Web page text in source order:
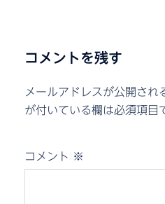
コメントを残す
メールアドレスが公開され
が付いている欄は必須項目
コメント ※